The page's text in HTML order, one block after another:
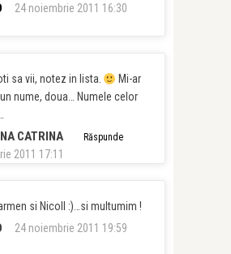
24 noiembrie 2011 16:30
sa vii, notez in lista.
Mi-ar
nume, doua… Numele celor
CATRINA
2011 17:11
Răspunde
si Nicoll :)…si multumim !
24 noiembrie 2011 19:59